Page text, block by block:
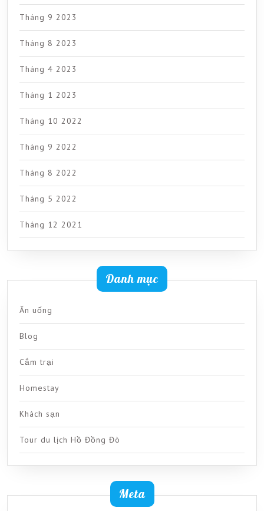
Tháng 9 2023
Tháng 8 2023
Tháng 4 2023
Tháng 1 2023
Tháng 10 2022
Tháng 9 2022
Tháng 8 2022
Tháng 5 2022
Tháng 12 2021
Danh mục
Ăn uống
Blog
Cắm trại
Homestay
Khách sạn
Tour du lịch Hồ Đồng Đò
Meta